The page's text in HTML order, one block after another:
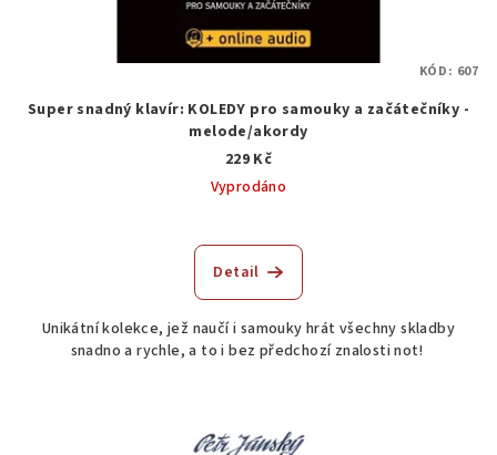
Super snadný klavír: KOLEDY pro samouky a začátečníky -
melode/akordy
229 Kč
Vyprodáno
Detail
Unikátní kolekce, jež naučí i samouky hrát všechny skladby
snadno a rychle, a to i bez předchozí znalosti not!
KÓD: 607